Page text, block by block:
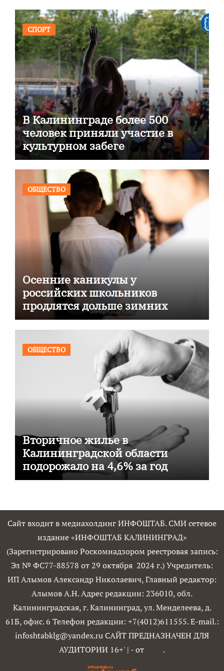
СПОРТ
В Калининграде более 500
человек приняли участие в
культурном забеге
ОБЩЕСТВО
Осенние каникулы у
российских школьников
продлятся дольше зимних
ОБЩЕСТВО
Вторичное жилье в
Калининградской области
подорожало на 4,6% за год
Сайт входит в медиахолдинг ИНФОШТАБ. СМИ сетевое
издание «ИНФОШТАБ КАЛИНИНГРАД»
(Зарегистрировано Роскомнадзором реестровая запись:
Эл № ФС77-88578 от 29 октября 2024 г.) Учредитель:
ИП Алымов Александр Николаевич, Главный редактор:
Алымов А.Н. Адрес редакции: 236010, обл.
Калининградская, г. Калининград, ул. Менделеева, д.
61Б, офис. 6 Телефон редакции: +7(4012)611555. E-mail.:
infoshtabklg@yandex.ru САЙТ ПРЕДНАЗНАЧЕН ДЛЯ
АУДИТОРИИ 16+' | - от .